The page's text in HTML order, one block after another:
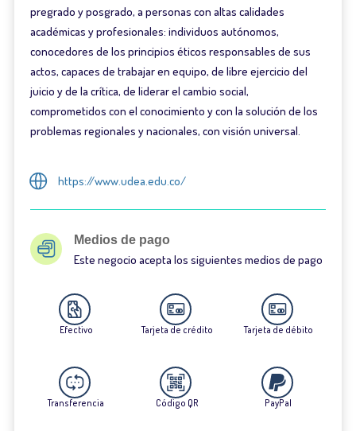
pregrado y posgrado, a personas con altas calidades
académicas y profesionales: individuos autónomos,
conocedores de los principios éticos responsables de sus
actos, capaces de trabajar en equipo, de libre ejercicio del
juicio y de la crítica, de liderar el cambio social,
comprometidos con el conocimiento y con la solución de los
problemas regionales y nacionales, con visión universal.
https://www.udea.edu.co/
Medios de pago
Este negocio acepta los siguientes medios de pago
Efectivo Tarjeta de crédito Tarjeta de débito
Transferencia Código QR PayPal